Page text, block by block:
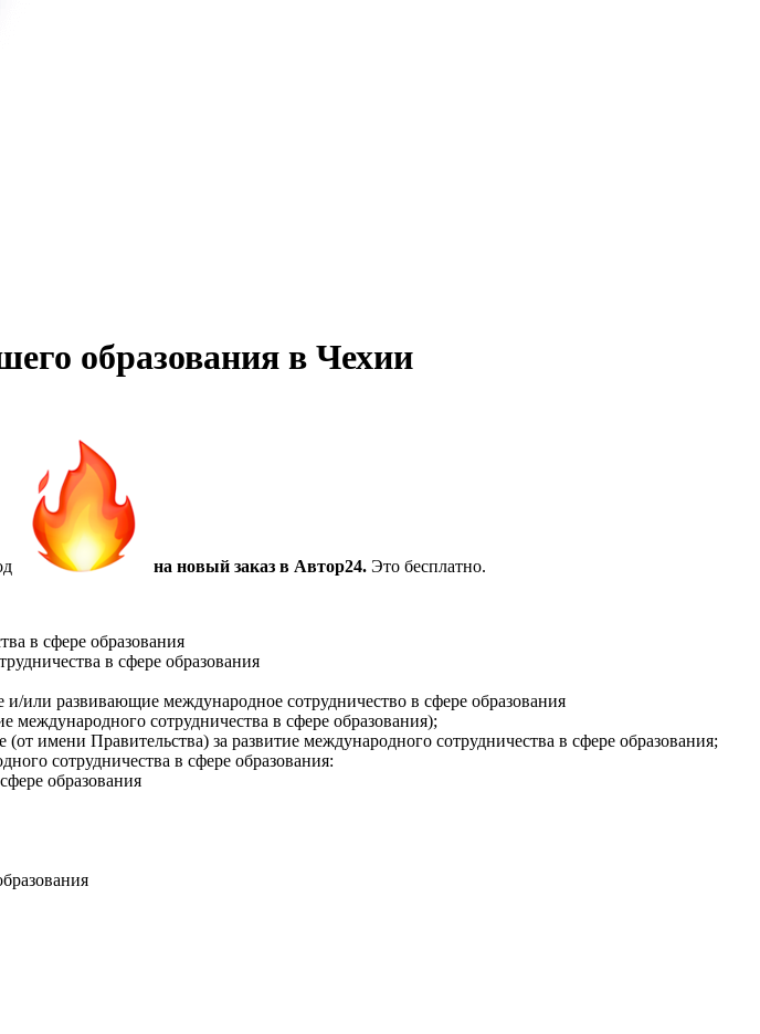
образования в Чехии
на новый заказ в Автор24. Это бесплатно.
в сфере образования
в сфере образования
развивающие международное сотрудничество в сфере образования
международного сотрудничества в сфере образования);
имени Правительства) за развитие международного сотрудничества в сфере образования;
сотрудничества в сфере образования:
образования